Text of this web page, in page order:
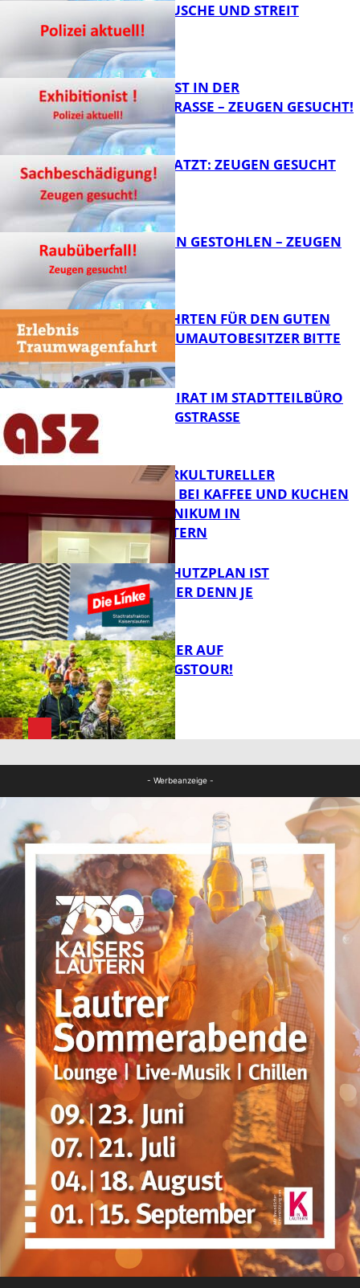
KNALLGERÄUSCHE UND STREIT
EXHIBITIONIST IN DER
VELMANNSTRASSE – ZEUGEN GESUCHT!
AUTO ZERKRATZT: ZEUGEN GESUCHT
FB News
TEURE KETTEN GESTOHLEN – ZEUGEN
GESUCHT!
FB News
SPENDENFAHRTEN FÜR DEN GUTEN
ZWECK – TRAUMAUTOBESITZER BITTE
MELDEN!
FB News
SENIORENBEIRAT IM STADTTEILBÜRO
IN DER KÖNIGSTRASSE
FB Gesundheit
NEUER INTERKULTURELLER
TREFFPUNKT BEI KAFFEE UND KUCHEN
IM PFALZKLINIKUM IN
KAISERSLAUTERN
FB News
EIN HITZESCHUTZPLAN IST
NOTWENDIGER DENN JE
MIT DEM JÄGER AUF
ENTDECKUNGSTOUR!
- Werbeanzeige -